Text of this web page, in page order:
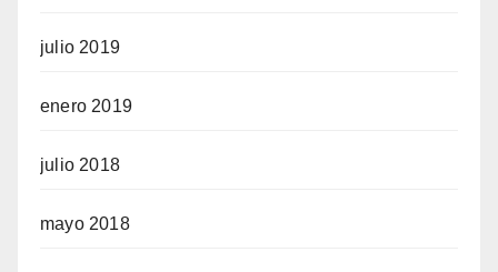
julio 2019
enero 2019
julio 2018
mayo 2018